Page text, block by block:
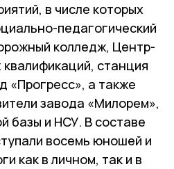
в числе которых
педагогический
колледж, Центр-
станция
«Прогресс», а также
завода «Милорем»,
базы и НСУ. В составе
восемь юношей и
как в личном, так и в